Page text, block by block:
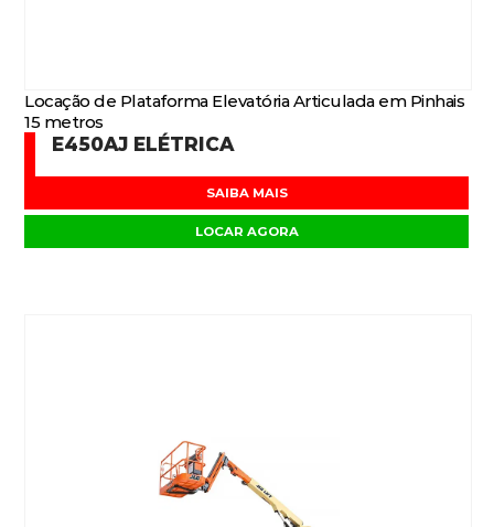
Locação de Plataforma Elevatória Articulada em Pinhais
15 metros
E450AJ ELÉTRICA
SAIBA MAIS
LOCAR AGORA